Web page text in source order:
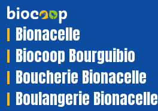
Bionacelle
Biocoop Bourguibio
Boucherie Bionacelle
Boulangerie Bionacelle